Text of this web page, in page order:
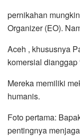
pernikahan
Organizer (EO).
Aceh , khususnya
komersial dianggap
Mereka memiliki
humanis.
Foto pertama:
pentingnya